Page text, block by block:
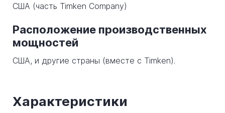
США (часть Timken Company)
Расположение производственных
мощностей
США, и другие страны (вместе с Timken).
Характеристики